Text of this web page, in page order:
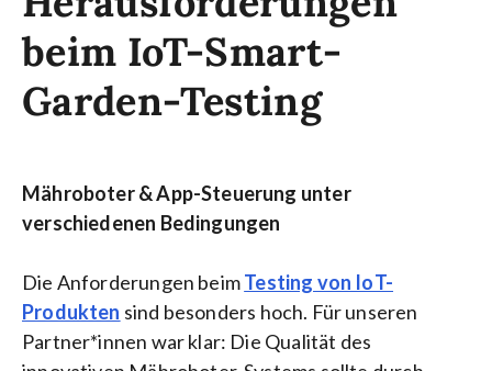
beim IoT-Smart-
Garden-Testing
Mähroboter & App-Steuerung unter
verschiedenen Bedingungen
Die Anforderungen beimTesting von IoT-
Produkten sind besonders hoch. Für unseren
Partner*innen war klar: Die Qualität des